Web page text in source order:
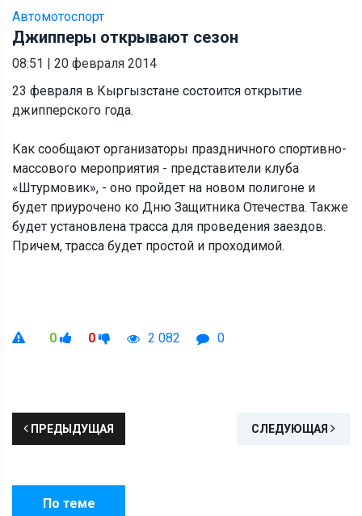
Автомотоспорт
Джипперы открывают сезон
08:51 | 20 февраля 2014
23 февраля в Кыргызстане состоится открытие
джипперского года.
Как сообщают организаторы праздничного спортивно-
массового мероприятия - представители клуба
«Штурмовик», - оно пройдет на новом полигоне и
будет приурочено ко Дню Защитника Отечества. Также
будет установлена трасса для проведения заездов.
Причем, трасса будет простой и проходимой.
0 0 2 082 0
ПРЕДЫДУЩАЯ СЛЕДУЮЩАЯ
По теме